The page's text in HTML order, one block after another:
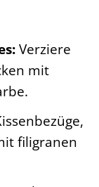
Verziere
mit
filigranen